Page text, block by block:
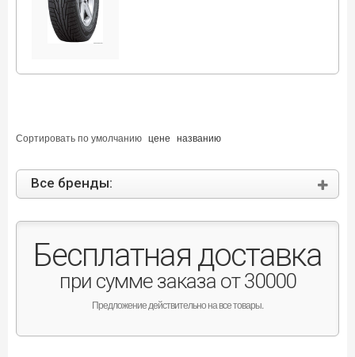
Сортировать поумолчанию цене названию
Все бренды:
Бесплатная доставка
при сумме заказа от 30000
Предложение действительно на все товары.